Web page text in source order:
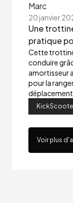
Marc
20 janvier
Une
pratique
Cette
conduire
amortisseur
pour la
Voir plus